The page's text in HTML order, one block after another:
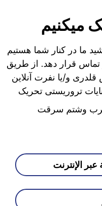
میکنیم
ما در کنار شما هستیم
تماس قرار دهد. از طریق
و/یا نفرت آنلاین
تروریستی تحریک
وشتم سرقت
عبر الإنترنت